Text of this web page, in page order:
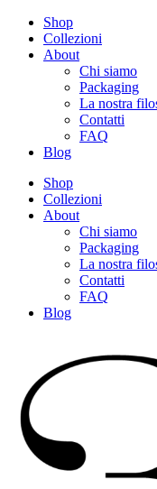
Shop
Collezioni
About
Chi siamo
Packaging
La nostra
Contatti
FAQ
Blog
Shop
Collezioni
About
Chi siamo
Packaging
La nostra
Contatti
FAQ
Blog